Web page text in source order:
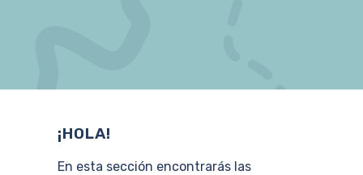
¡HOLA!
En esta sección encontrarás las